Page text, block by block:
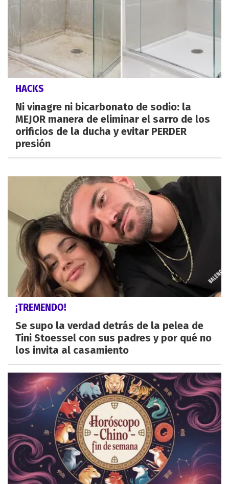
HACKS
Ni vinagre ni bicarbonato de sodio: la
MEJOR manera de eliminar el sarro de los
orificios de la ducha y evitar PERDER
presión
¡TREMENDO!
Se supo la verdad detrás de la pelea de
Tini Stoessel con sus padres y por qué no
los invita al casamiento